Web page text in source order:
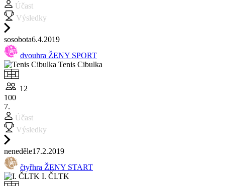
Účast
Výsledky
sosobota6.4.2019
dvouhra ŽENY SPORT
Tenis Cibulka
12
100
7.
Účast
Výsledky
neneděle17.2.2019
čtyřhra ŽENY START
I. ČLTK